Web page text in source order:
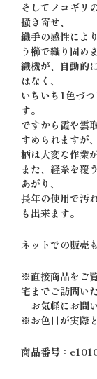
そしてノコギリ
掻き寄せ、
織手の感性によ
う櫛で織り固め
織機が、自動的
はなく、
いちいち1色づ
す。
ですから霞や雲
すめられますが
柄は大変な作業
また、経糸を覆
あがり、
長年の使用で汚
も出来ます。
ネットでの販売
※直接商品をご
宅までご訪問い
お気軽にお問
※お色目が実際
商品番号：